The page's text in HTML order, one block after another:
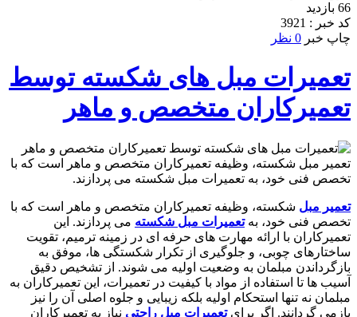
66 بازدید
کد خبر : 3921
چاپ خبر 0 نظر
تعمیرات مبل های شکسته توسط
تعمیرکاران متخصص و ماهر
تعمیر مبل شکسته، وظیفه تعمیرکاران متخصص و ماهر است که با
تخصص فنی خود، به تعمیرات مبل شکسته می ‌پردازند.
تعمیر مبل شکسته، وظیفه تعمیرکاران متخصص و ماهر است که با
تخصص فنی خود، بهتعمیرات مبل شکسته می ‌پردازند. این
تعمیرکاران با ارائه مهارت ‌های حرفه ‌ای در زمینه ترمیم، تقویت
ساختارهای چوبی، و جلوگیری از تکرار شکستگی‌ ها، موفق به
بازگرداندن مبلمان به وضعیت اولیه می ‌شوند. از تشخیص دقیق
آسیب ‌ها تا استفاده از مواد با کیفیت در تعمیرات، این تعمیرکاران به
مبلمان نه تنها استحکام اولیه بلکه زیبایی و جلوه اصلی آن را نیز
بازمی ‌گردانند. اگر برایتعمیرات مبل راحتی نیاز به تعمیرکاران